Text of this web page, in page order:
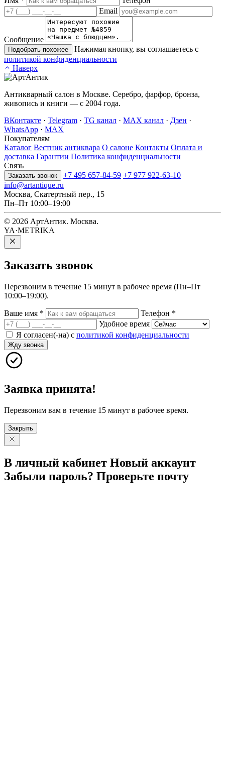
Email
Сообщение
Подобрать похожее
Нажимая кнопку, вы соглашаетесь с
политикой конфиденциальности
Наверх
Антикварный салон в Москве. Серебро, фарфор, бронза,
живопись и книги — с 2004 года.
ВКонтакте · Telegram · TG канал · MAX канал · Дзен ·
WhatsApp · MAX
Покупателям
Каталог Вестник антиквара О салоне Контакты Оплата и
доставка Гарантии Политика конфиденциальности
Связь
Заказать звонок +7 495 657-84-59 +7 977 922-63-10
info@artantique.ru
Москва, Скатертный пер., 15
Пн–Пт 10:00–19:00
© 2026 АртАнтик. Москва.
YA·METRIKA
Заказать звонок
Перезвоним в течение 15 минут в рабочее время (Пн–Пт
10:00–19:00).
Ваше имя * Телефон *
Удобное время
Я согласен(-на) с политикой конфиденциальности
Жду звонка
Заявка принята!
Перезвоним вам в течение 15 минут в рабочее время.
Закрыть
В личный кабинет Новый аккаунт
Забыли пароль? Проверьте почту